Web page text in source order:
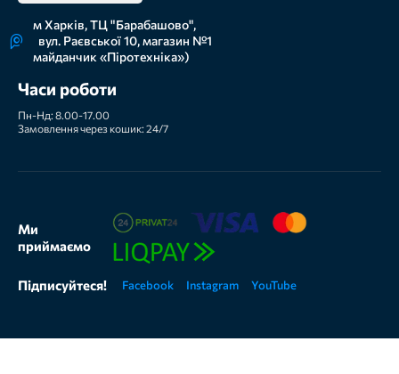
м Харків, ТЦ "Барабашово",
вул. Раєвської 10, магазин №1
майданчик «Піротехніка»)
Часи роботи
Пн-Нд: 8.00-17.00
Замовлення через кошик: 24/7
Ми
приймаємо
Підписуйтеся! Facebook Instagram YouTube